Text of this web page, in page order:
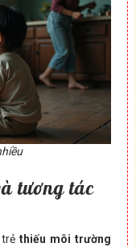
tương tác
thiếu môi trường